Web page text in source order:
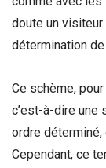
doute un visiteur
détermination de
Ce schème,
c’est-à-dire une
ordre déterminé,
Cependant, ce